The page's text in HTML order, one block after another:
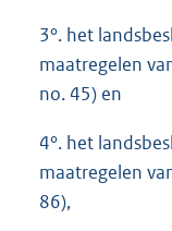
3°. het
maatregelen
no. 45) en
4°. het
maatregelen
86),